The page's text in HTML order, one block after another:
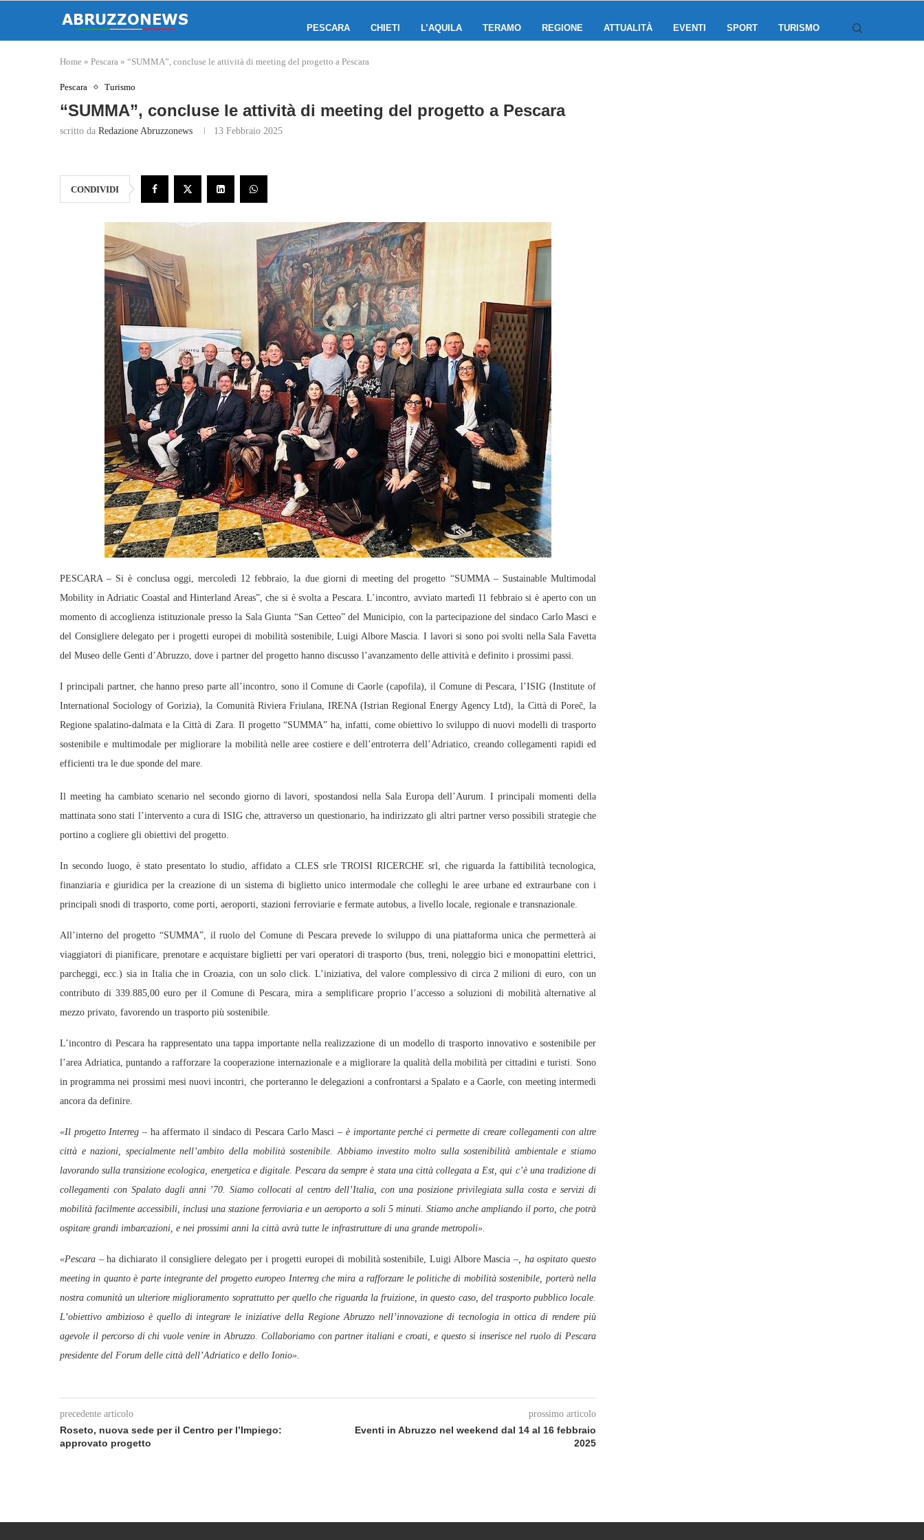
PESCARA CHIETI L’AQUILA TERAMO REGIONE ATTUALITÀ EVENTI SPORT TURISMO
Home » Pescara » “SUMMA”, concluse le attività di meeting del progetto a Pescara
Pescara Turismo
“SUMMA”, concluse le attività di meeting del progetto a Pescara
scritto da Redazione Abruzzonews 13 Febbraio 2025
CONDIVIDI
PESCARA – Si è conclusa oggi, mercoledì 12 febbraio, la due giorni di meeting del progetto “SUMMA – Sustainable Multimodal
Mobility in Adriatic Coastal and Hinterland Areas”, che si è svolta a Pescara. L’incontro, avviato martedì 11 febbraio si è aperto con un
momento di accoglienza istituzionale presso la Sala Giunta “San Cetteo” del Municipio, con la partecipazione del sindaco Carlo Masci e
del Consigliere delegato per i progetti europei di mobilità sostenibile, Luigi Albore Mascia. I lavori si sono poi svolti nella Sala Favetta
del Museo delle Genti d’Abruzzo, dove i partner del progetto hanno discusso l’avanzamento delle attività e definito i prossimi passi.
I principali partner, che hanno preso parte all’incontro, sono il Comune di Caorle (capofila), il Comune di Pescara, l’ISIG (Institute of
International Sociology of Gorizia), la Comunità Riviera Friulana, IRENA (Istrian Regional Energy Agency Ltd), la Città di Poreč, la
Regione spalatino-dalmata e la Città di Zara. Il progetto “SUMMA” ha, infatti, come obiettivo lo sviluppo di nuovi modelli di trasporto
sostenibile e multimodale per migliorare la mobilità nelle aree costiere e dell’entroterra dell’Adriatico, creando collegamenti rapidi ed
efficienti tra le due sponde del mare.
Il meeting ha cambiato scenario nel secondo giorno di lavori, spostandosi nella Sala Europa dell’Aurum. I principali momenti della
mattinata sono stati l’intervento a cura di ISIG che, attraverso un questionario, ha indirizzato gli altri partner verso possibili strategie che
portino a cogliere gli obiettivi del progetto.
In secondo luogo, è stato presentato lo studio, affidato a CLES srle TROISI RICERCHE srl, che riguarda la fattibilità tecnologica,
finanziaria e giuridica per la creazione di un sistema di biglietto unico intermodale che colleghi le aree urbane ed extraurbane con i
principali snodi di trasporto, come porti, aeroporti, stazioni ferroviarie e fermate autobus, a livello locale, regionale e transnazionale.
All’interno del progetto “SUMMA”, il ruolo del Comune di Pescara prevede lo sviluppo di una piattaforma unica che permetterà ai
viaggiatori di pianificare, prenotare e acquistare biglietti per vari operatori di trasporto (bus, treni, noleggio bici e monopattini elettrici,
parcheggi, ecc.) sia in Italia che in Croazia, con un solo click. L’iniziativa, del valore complessivo di circa 2 milioni di euro, con un
contributo di 339.885,00 euro per il Comune di Pescara, mira a semplificare proprio l’accesso a soluzioni di mobilità alternative al
mezzo privato, favorendo un trasporto più sostenibile.
L’incontro di Pescara ha rappresentato una tappa importante nella realizzazione di un modello di trasporto innovativo e sostenibile per
l’area Adriatica, puntando a rafforzare la cooperazione internazionale e a migliorare la qualità della mobilità per cittadini e turisti. Sono
in programma nei prossimi mesi nuovi incontri, che porteranno le delegazioni a confrontarsi a Spalato e a Caorle, con meeting intermedi
ancora da definire.
«Il progetto Interreg – ha affermato il sindaco di Pescara Carlo Masci– è importante perché ci permette di creare collegamenti con altre
città e nazioni, specialmente nell’ambito della mobilità sostenibile. Abbiamo investito molto sulla sostenibilità ambientale e stiamo
lavorando sulla transizione ecologica, energetica e digitale. Pescara da sempre è stata una città collegata a Est, qui c’è una tradizione di
collegamenti con Spalato dagli anni ’70. Siamo collocati al centro dell’Italia, con una posizione privilegiata sulla costa e servizi di
mobilità facilmente accessibili, inclusi una stazione ferroviaria e un aeroporto a soli 5 minuti. Stiamo anche ampliando il porto, che potrà
ospitare grandi imbarcazioni, e nei prossimi anni la città avrà tutte le infrastrutture di una grande metropoli».
«Pescara –ha dichiarato il consigliere delegato per i progetti europei di mobilità sostenibile, Luigi Albore Mascia –, ha ospitato questo
meeting in quanto è parte integrante del progetto europeo Interreg che mira a rafforzare le politiche di mobilità sostenibile, porterà nella
nostra comunità un ulteriore miglioramento soprattutto per quello che riguarda la fruizione, in questo caso, del trasporto pubblico locale.
L’obiettivo ambizioso è quello di integrare le iniziative della Regione Abruzzo nell’innovazione di tecnologia in ottica di rendere più
agevole il percorso di chi vuole venire in Abruzzo. Collaboriamo con partner italiani e croati, e questo si inserisce nel ruolo di Pescara
presidente del Forum delle città dell’Adriatico e dello Ionio».
precedente articolo
Roseto, nuova sede per il Centro per l’Impiego:
approvato progetto
prossimo articolo
Eventi in Abruzzo nel weekend dal 14 al 16 febbraio
2025